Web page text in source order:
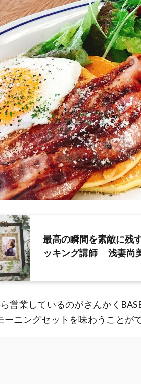
最高の瞬間を素敵に残
ッキング講師 浅妻尚
営業しているのがさんかく
ニングセットを味わうことが